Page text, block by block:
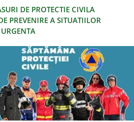
DE PROTECTIE CIVILA
PREVENIRE A SITUATIILOR